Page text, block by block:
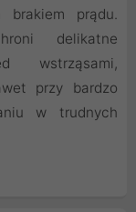
brakiem prądu.
delikatne
wstrząsami,
przy bardzo
w trudnych